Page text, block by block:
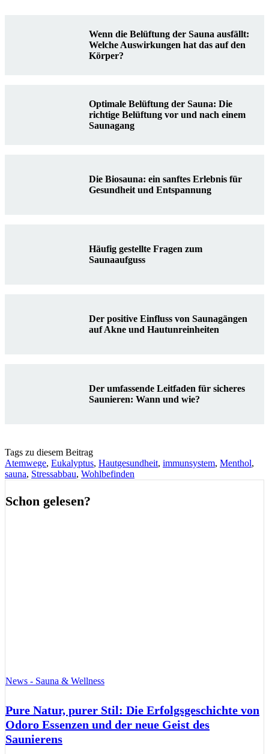
Wenn die Belüftung der Sauna ausfällt:
Welche Auswirkungen hat das auf den
Körper?
Optimale Belüftung der Sauna: Die
richtige Belüftung vor und nach einem
Saunagang
Die Biosauna: ein sanftes Erlebnis für
Gesundheit und Entspannung
Häufig gestellte Fragen zum
Saunaaufguss
Der positive Einfluss von Saunagängen
auf Akne und Hautunreinheiten
Der umfassende Leitfaden für sicheres
Saunieren: Wann und wie?
Tags zu diesem Beitrag
Atemwege, Eukalyptus, Hautgesundheit, immunsystem, Menthol,
sauna, Stressabbau, Wohlbefinden
Schon gelesen?
News - Sauna & Wellness
Pure Natur, purer Stil: Die Erfolgsgeschichte von
Odoro Essenzen und der neue Geist des
Saunierens